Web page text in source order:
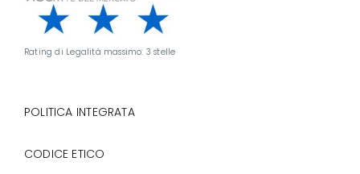
Rating di Legalità massimo: 3 stelle
POLITICA INTEGRATA
CODICE ETICO